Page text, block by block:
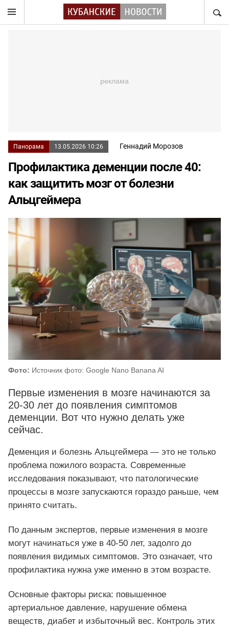
Панорама 13.05.2026 10:26 Геннадий Морозов
Профилактика деменции после 40:
как защитить мозг от болезни
Альцгеймера
Фото: Источник фото: Google Nano Banana AI
Первые изменения в мозге начинаются за
20-30 лет до появления симптомов
деменции. Вот что нужно делать уже
сейчас.
Деменция и болезнь Альцгеймера — это не только
проблема пожилого возраста. Современные
исследования показывают, что патологические
процессы в мозге запускаются гораздо раньше, чем
принято считать.
По данным экспертов, первые изменения в мозге
могут начинаться уже в 40-50 лет, задолго до
появления видимых симптомов. Это означает, что
профилактика нужна уже именно в этом возрасте.
Основные факторы риска: повышенное
артериальное давление, нарушение обмена
веществ, диабет и избыточный вес. Контроль этих